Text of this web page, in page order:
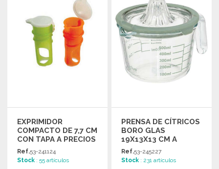
Solicitar un presupuesto Solicitar un presupuesto
EXPRIMIDOR
COMPACTO DE 7,7 CM
CON TAPA A PRECIOS
DE MAYORISTA
Ref.53-241124
Stock : 55 artículos
PRENSA DE CÍTRICOS
BORO GLAS
19X13X13 CM A
PRECIOS DE
MAYORISTA
Ref.53-245227
Stock : 231 artículos